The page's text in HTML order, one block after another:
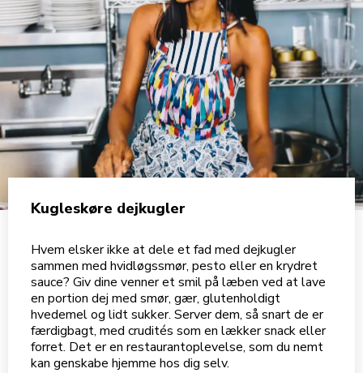
Kugleskøre dejkugler
Hvem elsker ikke at dele et fad med dejkugler
sammen med hvidløgssmør, pesto eller en krydret
sauce? Giv dine venner et smil på læben ved at lave
en portion dej med smør, gær, glutenholdigt
hvedemel og lidt sukker. Server dem, så snart de er
færdigbagt, med crudités som en lækker snack eller
forret. Det er en restaurantoplevelse, som du nemt
kan genskabe hjemme hos dig selv.